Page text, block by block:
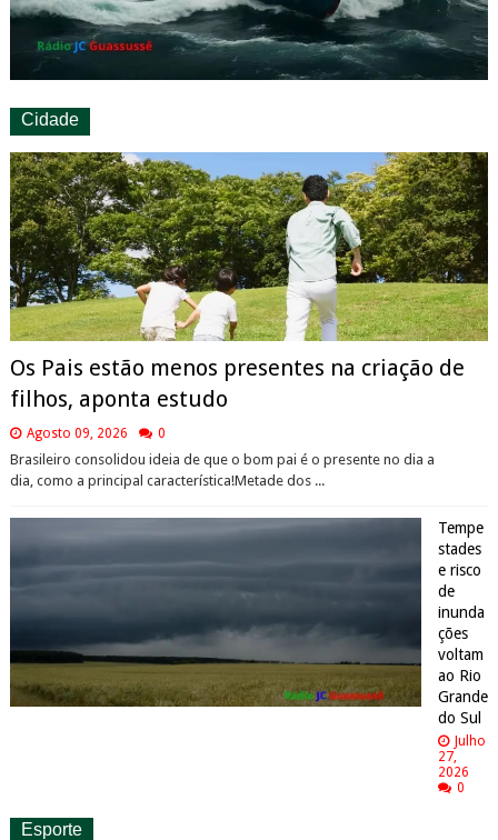
Cidade
Os Pais estão menos presentes na criação de
filhos, aponta estudo
Agosto 09, 2026 0
Brasileiro consolidou ideia de que o bom pai é o presente no dia a
dia, como a principal característica!Metade dos ...
Tempe
stades
e risco
de
inunda
ções
voltam
ao Rio
Grande
do Sul
Julho
27,
2026
0
Esporte